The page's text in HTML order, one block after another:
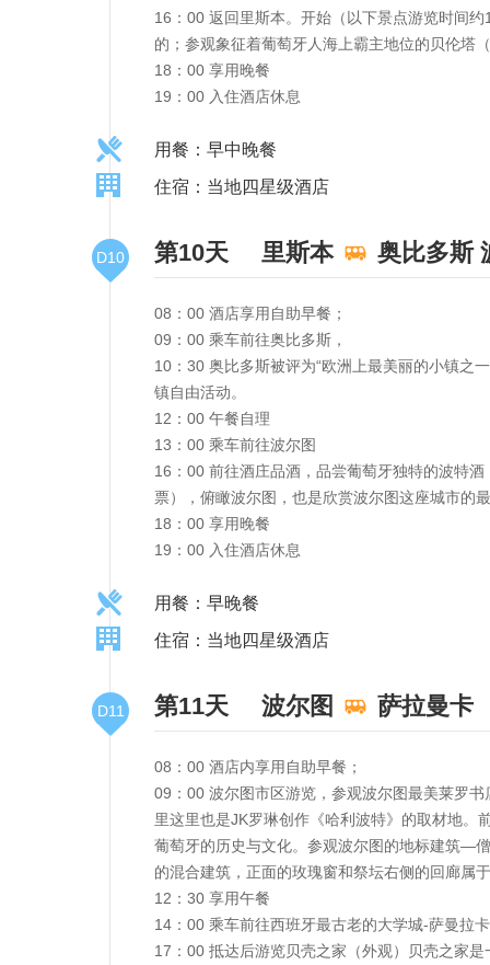
16：00 返回里斯本。开始（以下景点游览时间
的；参观象征着葡萄牙人海上霸主地位的贝伦塔
18：00 享用晚餐
19：00 入住酒店休息
用餐：早中晚餐
住宿：当地四星级酒店
D10 第10天 里斯本 奥比多斯
08：00 酒店享用自助早餐；
09：00 乘车前往奥比多斯，
10：30 奥比多斯被评为“欧洲上最美丽的小镇之
镇自由活动。
12：00 午餐自理
13：00 乘车前往波尔图
16：00 前往酒庄品酒，品尝葡萄牙独特的波特
票），俯瞰波尔图，也是欣赏波尔图这座城市的
18：00 享用晚餐
19：00 入住酒店休息
用餐：早晚餐
住宿：当地四星级酒店
D11 第11天 波尔图 萨拉曼卡
08：00 酒店内享用自助早餐；
09：00 波尔图市区游览，参观波尔图最美莱罗
里这里也是JK罗琳创作《哈利波特》的取材地。
葡萄牙的历史与文化。参观波尔图的地标建筑—
的混合建筑，正面的玫瑰窗和祭坛右侧的回廊属
12：30 享用午餐
14：00 乘车前往西班牙最古老的大学城-萨曼拉卡
17：00 抵达后游览贝壳之家（外观）贝壳之家